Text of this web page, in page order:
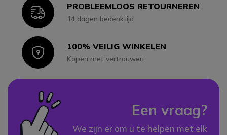
IconPROBLEEMLOOS RETOURNEREN
14 dagen bedenktijd
Icon100% VEILIG WINKELEN
Kopen met vertrouwen
Een vraag?
We zijn er om u te helpen met elk